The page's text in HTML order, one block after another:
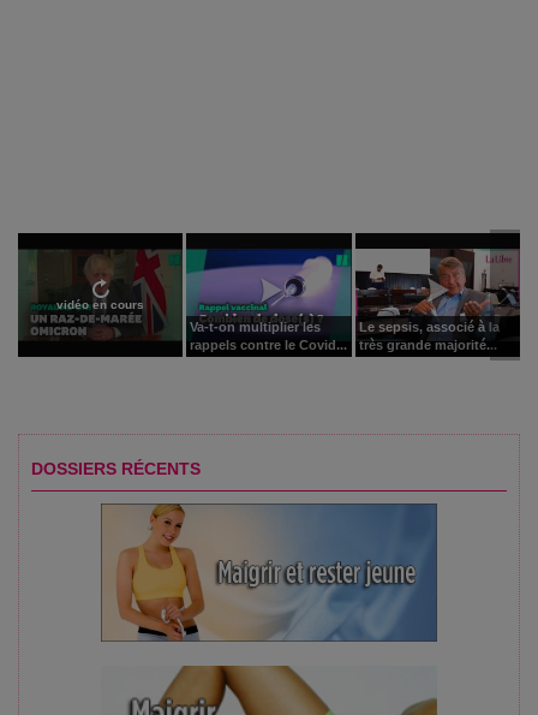
vidéo en cours
Va-t-on multiplier les
rappels contre le Covid...
Le sepsis, associé à la
très grande majorité...
DOSSIERS RÉCENTS